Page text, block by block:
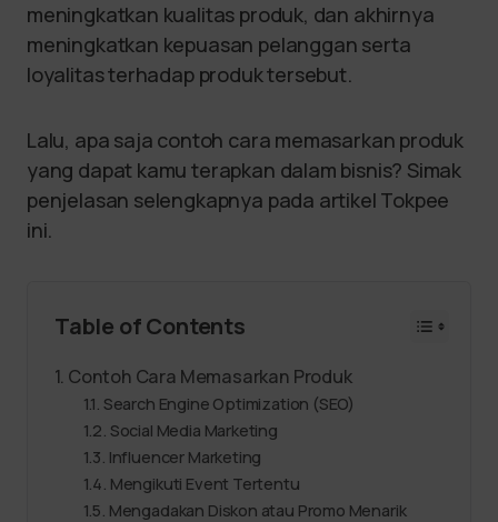
meningkatkan kualitas produk, dan akhirnya
meningkatkan kepuasan pelanggan serta
loyalitas terhadap produk tersebut.
Lalu, apa saja contoh cara memasarkan produk
yang dapat kamu terapkan dalam bisnis? Simak
penjelasan selengkapnya pada artikel Tokpee
ini.
Table of Contents
Contoh Cara Memasarkan Produk
Search Engine Optimization (SEO)
Social Media Marketing
Influencer Marketing
Mengikuti Event Tertentu
Mengadakan Diskon atau Promo Menarik